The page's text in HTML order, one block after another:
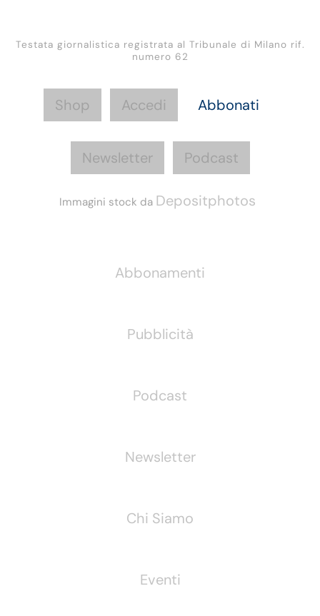
Testata giornalistica registrata al Tribunale di Milano rif.
numero 62
Shop Accedi Abbonati
Newsletter Podcast
Immagini stock da Depositphotos
Abbonamenti
Pubblicità
Podcast
Newsletter
Chi Siamo
Eventi